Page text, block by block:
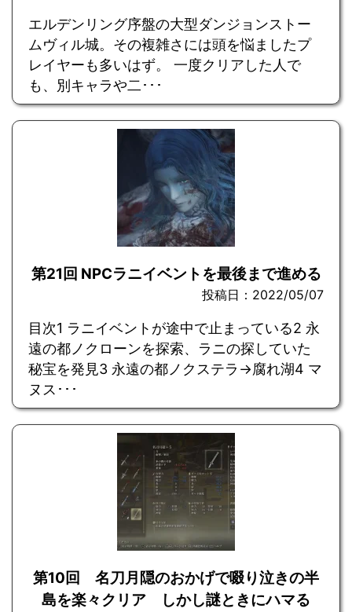
エルデンリング序盤の大型ダンジョンストー
ムヴィル城。その複雑さには頭を悩ましたプ
レイヤーも多いはず。 一度クリアした人で
も、別キャラや二･･･
第21回 NPCラニイベントを最後まで進める
投稿日：2022/05/07
目次1 ラニイベントが途中で止まっている2 永
遠の都ノクローンを探索、ラニの探していた
秘宝を発見3 永遠の都ノクステラ→腐れ湖4 マ
ヌス･･･
第10回 名刀月隠のおかげで啜り泣きの半
島を楽々クリア しかし謎ときにハマる